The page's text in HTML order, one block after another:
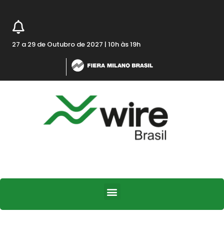
27 a 29 de Outubro de 2027 | 10h às 19h